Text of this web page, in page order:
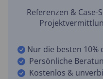
Referenzen &
Nur die besten 10%
Persönliche
Kostenlos &